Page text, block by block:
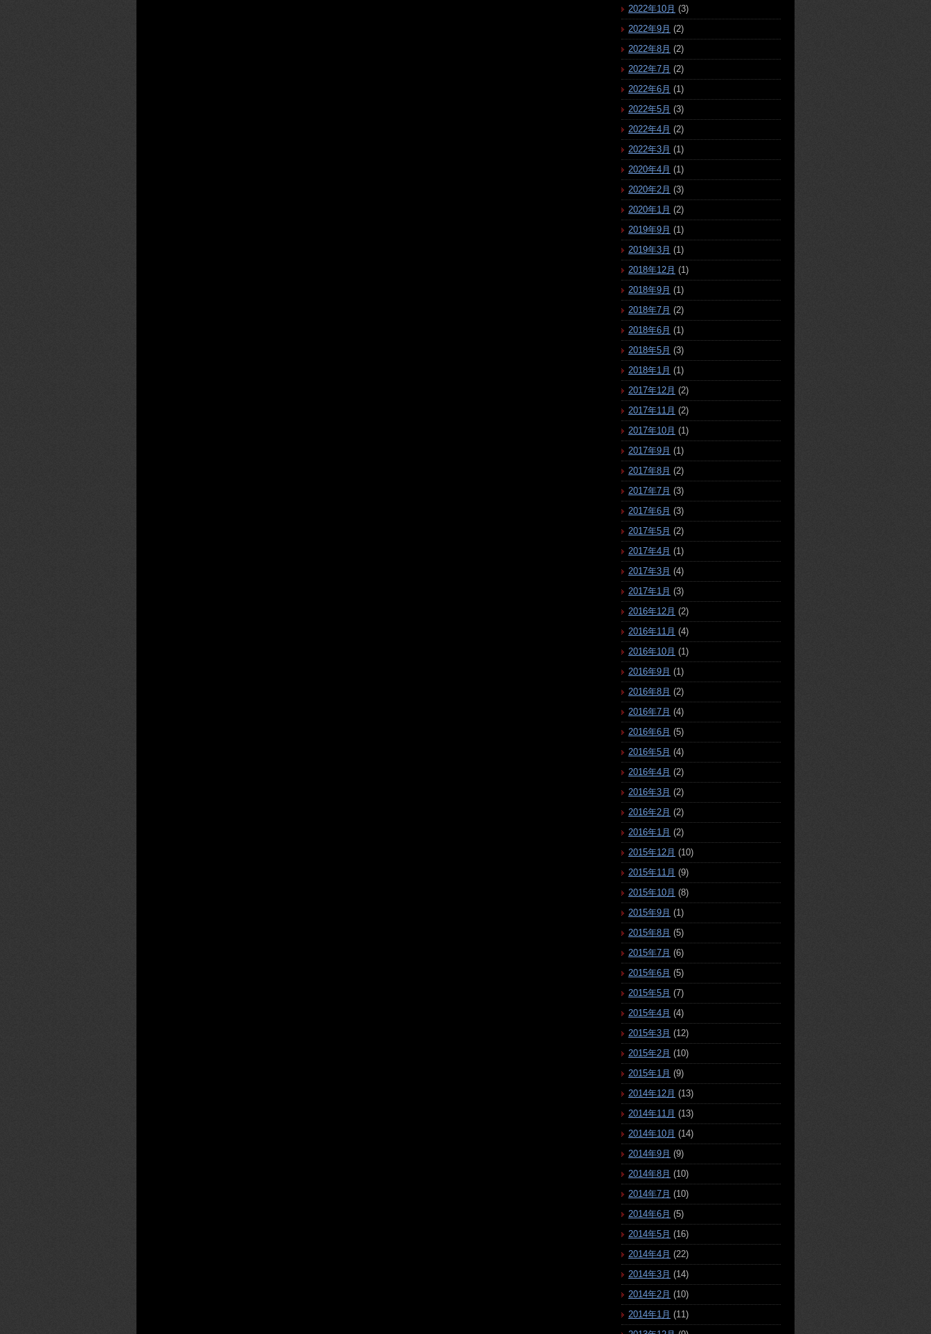
2022年10月 (3)
2022年9月 (2)
2022年8月 (2)
2022年7月 (2)
2022年6月 (1)
2022年5月 (3)
2022年4月 (2)
2022年3月 (1)
2020年4月 (1)
2020年2月 (3)
2020年1月 (2)
2019年9月 (1)
2019年3月 (1)
2018年12月 (1)
2018年9月 (1)
2018年7月 (2)
2018年6月 (1)
2018年5月 (3)
2018年1月 (1)
2017年12月 (2)
2017年11月 (2)
2017年10月 (1)
2017年9月 (1)
2017年8月 (2)
2017年7月 (3)
2017年6月 (3)
2017年5月 (2)
2017年4月 (1)
2017年3月 (4)
2017年1月 (3)
2016年12月 (2)
2016年11月 (4)
2016年10月 (1)
2016年9月 (1)
2016年8月 (2)
2016年7月 (4)
2016年6月 (5)
2016年5月 (4)
2016年4月 (2)
2016年3月 (2)
2016年2月 (2)
2016年1月 (2)
2015年12月 (10)
2015年11月 (9)
2015年10月 (8)
2015年9月 (1)
2015年8月 (5)
2015年7月 (6)
2015年6月 (5)
2015年5月 (7)
2015年4月 (4)
2015年3月 (12)
2015年2月 (10)
2015年1月 (9)
2014年12月 (13)
2014年11月 (13)
2014年10月 (14)
2014年9月 (9)
2014年8月 (10)
2014年7月 (10)
2014年6月 (5)
2014年5月 (16)
2014年4月 (22)
2014年3月 (14)
2014年2月 (10)
2014年1月 (11)